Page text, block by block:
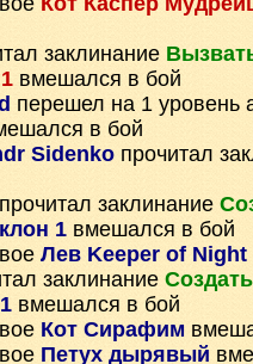
заклинание
вмешался в бой
перешел на 1 уровень
в бой
Sidenko прочитал
прочитал заклинание
1 вмешался в бой
Лев Keeper of Night
заклинание
вмешался в бой
Кот Сирафим
Петух дырявый